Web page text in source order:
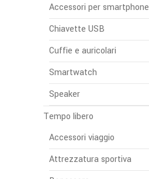
Accessori per smartphone
Chiavette USB
Cuffie e auricolari
Smartwatch
Speaker
Tempo libero
Accessori viaggio
Attrezzatura sportiva